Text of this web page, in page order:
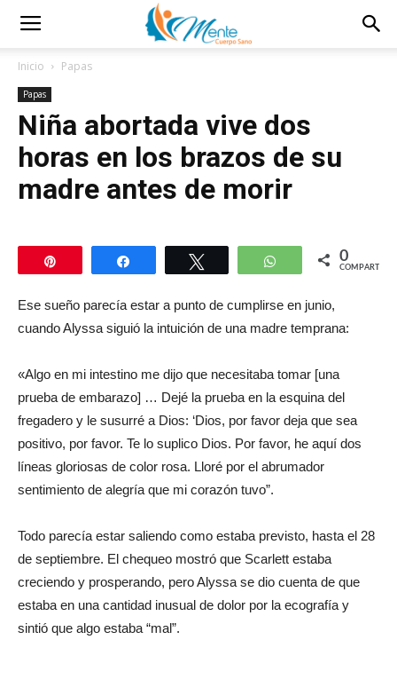
Inicio Papas
Papas
Niña abortada vive dos
horas en los brazos de su
madre antes de morir
Compartir WhatsApp
0
COMPARTIR
Ese sueño parecía estar a punto de cumplirse en junio,
cuando Alyssa siguió la intuición de una madre temprana:
«Algo en mi intestino me dijo que necesitaba tomar [una
prueba de embarazo] … Dejé la prueba en la esquina del
fregadero y le susurré a Dios: ‘Dios, por favor deja que sea
positivo, por favor. Te lo suplico Dios. Por favor, he aquí dos
líneas gloriosas de color rosa. Lloré por el abrumador
sentimiento de alegría que mi corazón tuvo”.
Todo parecía estar saliendo como estaba previsto, hasta el 28
de septiembre. El chequeo mostró que Scarlett estaba
creciendo y prosperando, pero Alyssa se dio cuenta de que
estaba en una cantidad inusual de dolor por la ecografía y
sintió que algo estaba “mal”.